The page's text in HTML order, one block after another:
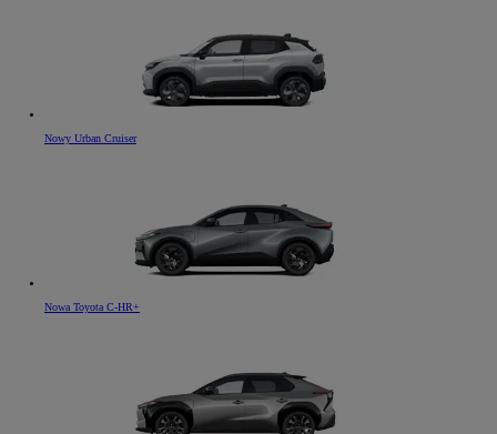
Nowy Urban Cruiser
Nowa Toyota C-HR+